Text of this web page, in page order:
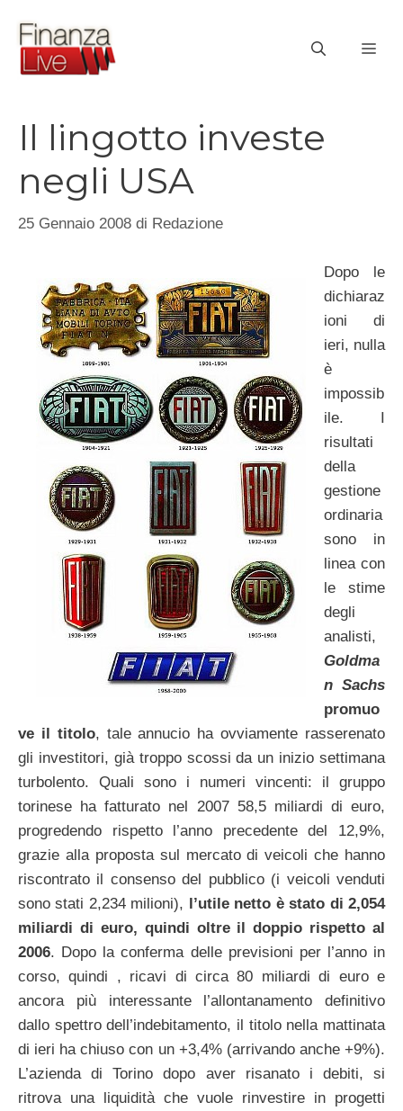
contenuto
Il lingotto investe
negli USA
25 Gennaio 2008 di Redazione
Dopo le
dichiaraz
ioni di
ieri, nulla
è
impossib
ile. I
risultati
della
gestione
ordinaria
sono in
linea con
le stime
degli
analisti,
Goldma
n Sachs
promuo
ve il titolo, tale annucio ha ovviamente rasserenato
gli investitori, già troppo scossi da un inizio settimana
turbolento. Quali sono i numeri vincenti: il gruppo
torinese ha fatturato nel 2007 58,5 miliardi di euro,
progredendo rispetto l’anno precedente del 12,9%,
grazie alla proposta sul mercato di veicoli che hanno
riscontrato il consenso del pubblico (i veicoli venduti
sono stati 2,234 milioni),
l’utile netto è stato di 2,054
miliardi di euro, quindi oltre il doppio rispetto al
2006. Dopo la conferma delle previsioni per l’anno in
corso, quindi , ricavi di circa 80 miliardi di euro e
ancora più interessante l’allontanamento definitivo
dallo spettro dell’indebitamento, il titolo nella mattinata
di ieri ha chiuso con un +3,4% (arrivando anche +9%).
L’azienda di Torino dopo aver risanato i debiti, si
ritrova una liquidità che vuole rinvestire in progetti